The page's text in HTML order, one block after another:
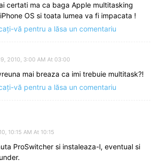
certati ma ca baga Apple multitasking
OS si toata lumea va fi impacata !
vă pentru a lăsa un comentariu
2010, 3:00 AM At 03:00
mai breaza ca imi trebuie multitask?!
vă pentru a lăsa un comentariu
10:15 AM At 10:15
ProSwitcher si instaleaza-l, eventual si